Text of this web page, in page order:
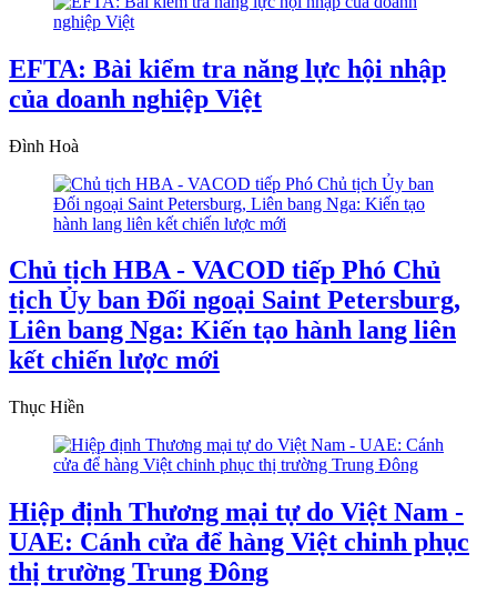
EFTA: Bài kiểm tra năng lực hội nhập
của doanh nghiệp Việt
Đình Hoà
Chủ tịch HBA - VACOD tiếp Phó Chủ
tịch Ủy ban Đối ngoại Saint Petersburg,
Liên bang Nga: Kiến tạo hành lang liên
kết chiến lược mới
Thục Hiền
Hiệp định Thương mại tự do Việt Nam -
UAE: Cánh cửa để hàng Việt chinh phục
thị trường Trung Đông